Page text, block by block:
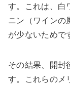
す。これは、白
ニン（ワインの
が少ないためで
その結果、開封
す。これらのメ